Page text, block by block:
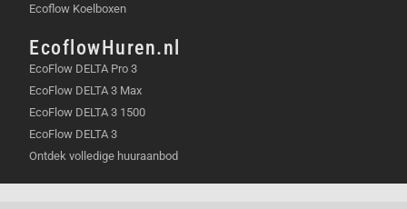
Ecoflow Koelboxen
EcoflowHuren.nl
EcoFlow DELTA Pro 3
EcoFlow DELTA 3 Max
EcoFlow DELTA 3 1500
EcoFlow DELTA 3
Ontdek volledige huuraanbod